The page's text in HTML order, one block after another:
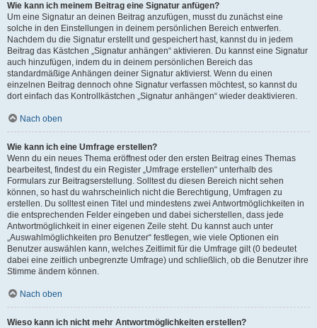
Wie kann ich meinem Beitrag eine Signatur anfügen?
Um eine Signatur an deinen Beitrag anzufügen, musst du zunächst eine
solche in den Einstellungen in deinem persönlichen Bereich entwerfen.
Nachdem du die Signatur erstellt und gespeichert hast, kannst du in jedem
Beitrag das Kästchen „Signatur anhängen“ aktivieren. Du kannst eine Signatur
auch hinzufügen, indem du in deinem persönlichen Bereich das
standardmäßige Anhängen deiner Signatur aktivierst. Wenn du einen
einzelnen Beitrag dennoch ohne Signatur verfassen möchtest, so kannst du
dort einfach das Kontrollkästchen „Signatur anhängen“ wieder deaktivieren.
Nach oben
Wie kann ich eine Umfrage erstellen?
Wenn du ein neues Thema eröffnest oder den ersten Beitrag eines Themas
bearbeitest, findest du ein Register „Umfrage erstellen“ unterhalb des
Formulars zur Beitragserstellung. Solltest du diesen Bereich nicht sehen
können, so hast du wahrscheinlich nicht die Berechtigung, Umfragen zu
erstellen. Du solltest einen Titel und mindestens zwei Antwortmöglichkeiten in
die entsprechenden Felder eingeben und dabei sicherstellen, dass jede
Antwortmöglichkeit in einer eigenen Zeile steht. Du kannst auch unter
„Auswahlmöglichkeiten pro Benutzer“ festlegen, wie viele Optionen ein
Benutzer auswählen kann, welches Zeitlimit für die Umfrage gilt (0 bedeutet
dabei eine zeitlich unbegrenzte Umfrage) und schließlich, ob die Benutzer ihre
Stimme ändern können.
Nach oben
Wieso kann ich nicht mehr Antwortmöglichkeiten erstellen?